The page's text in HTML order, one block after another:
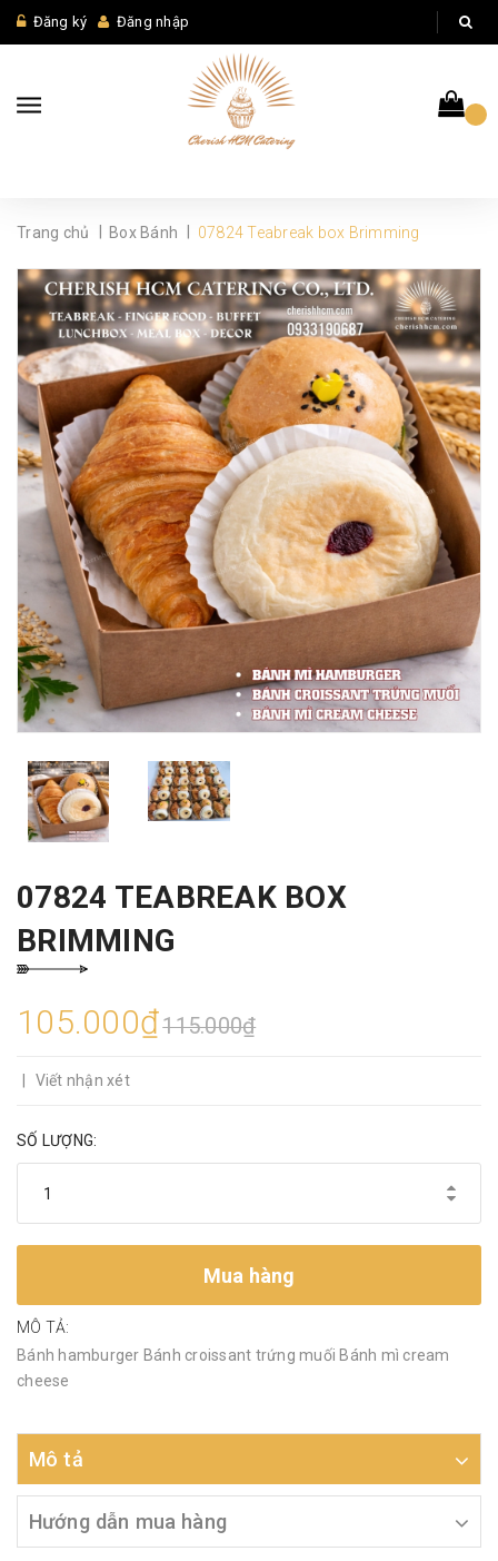
Đăng ký Đăng nhập
Trang chủ Box Bánh 07824 Teabreak box Brimming
07824 TEABREAK BOX
BRIMMING
105.000₫115.000₫
Viết nhận xét
SỐ LƯỢNG:
Mua hàng
MÔ TẢ:
Bánh hamburger Bánh croissant trứng muối Bánh mì cream
cheese
Mô tả
Hướng dẫn mua hàng